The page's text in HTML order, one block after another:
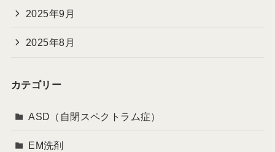
2025年9月
2025年8月
カテゴリー
ASD（自閉スペクトラム症）
EM洗剤